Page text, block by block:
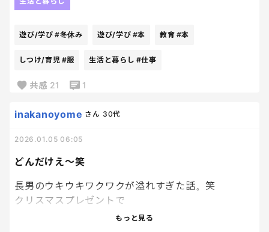
誕生日までに届いて、受け取れそうな時間にって考え
の？
もっと人の気持ち考えた方がいいよ。
とLINEが来たそう。
きた人をよいしょするものなの？
思うんだけど、、、
これって、私と旦那の感覚がズレてる？
楽しくプレゼントしてくれたもので遊んでる子ども
の写真も添えて、お礼したのよ？
ちなみに、宅配の時間だけど
たよ。
もう立ち上がれない。
うちの3才。
わりと器用。工作嫌いじゃない、むしろ好き。
ここまでは順調。大変なのはここから。
超絶人見知り。
今日もそう。
遊び/学び #冬休み 遊び/学び #本 教育 #本
しつけ/育児 #服 生活と暮らし #仕事
共感 21 1
どんだけえ～笑
inakanoyome さん 30代
2026.01.05 06:05
長男のウキウキワクワクが溢れすぎた話。笑
クリスマスプレゼントで
「幼稚園📚」をお願いしていた長男。
もっと見る